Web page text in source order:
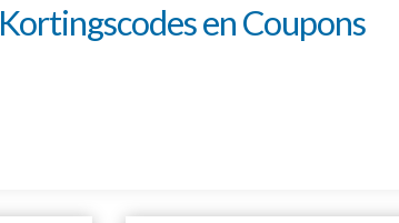
Kortingscodes en Coupons